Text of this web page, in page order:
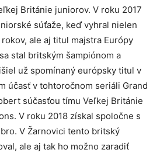
Británie juniorov. V roku 2017
súťaže, keď vyhral nielen
ale aj titul majstra Európy
stal britským šampiónom a
už spomínaný európsky titul v
účasť v tohtoročnom seriáli Grand
súčasťou tímu Veľkej Británie
V roku 2018 získal spoločne s
V Žarnovici tento britský
ale aj tak ho možno zaradiť